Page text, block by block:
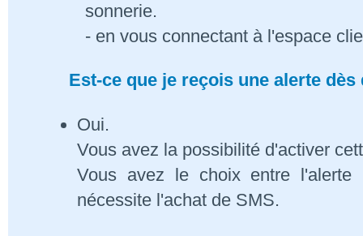
sonnerie.
- en vous connectant à l'espace
Est-ce que je reçois une alerte
Oui.
Vous avez la possibilité d'activer
Vous avez le choix entre
nécessite l'achat de SMS.